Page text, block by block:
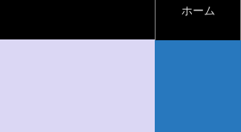
ホーム